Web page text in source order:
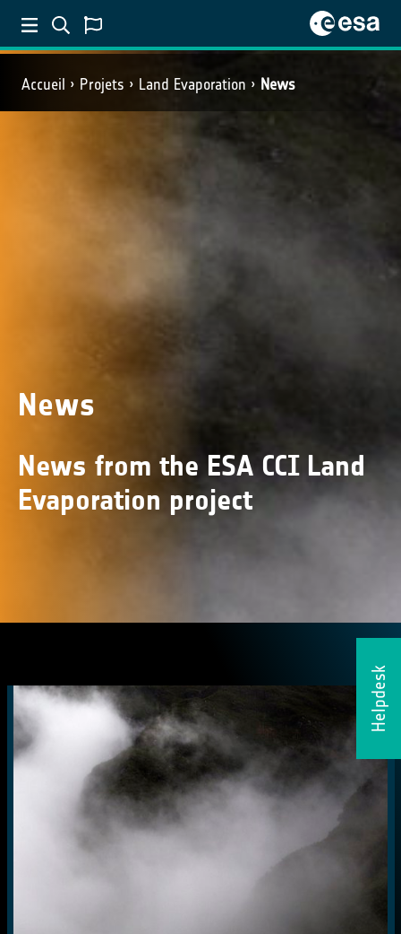
Accueil Projets Land Evaporation News
Helpdesk
News
News from the ESA CCI Land
Evaporation project